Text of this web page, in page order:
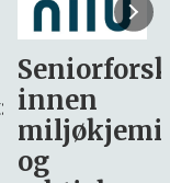
søker
– fast